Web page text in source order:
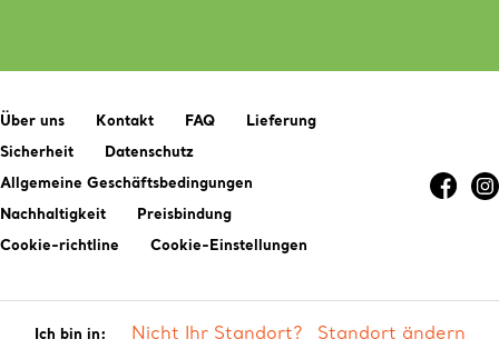
Über uns Kontakt FAQ
Lieferung
Sicherheit
Datenschutz
Allgemeine Geschäftsbedingungen
Nachhaltigkeit
Preisbindung
Cookie-richtline
Cookie-Einstellungen
Ich bin in: Nicht Ihr Standort? Standort ändern